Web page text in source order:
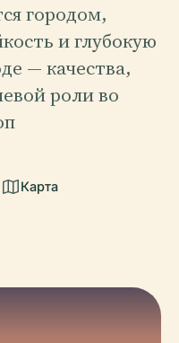
городом,
и глубокую
— качества,
роли во
Карта